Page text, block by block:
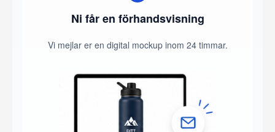
Ni får en förhandsvisning
Vi mejlar er en digital mockup inom 24 timmar.